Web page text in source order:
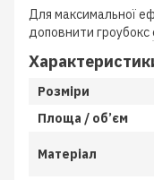
Для максимальної
доповнити гроубокс
Розміри
Площа / об’єм
Матеріал